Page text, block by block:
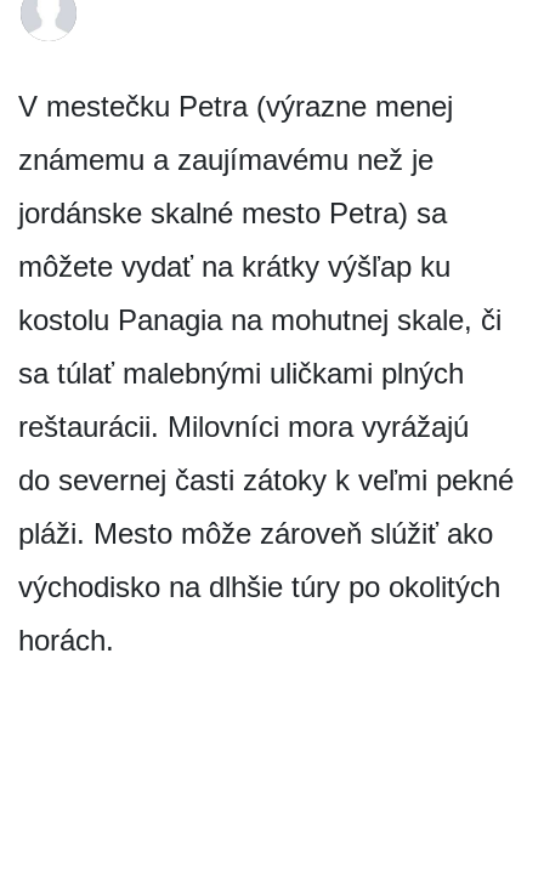
V mestečku Petra (výrazne menej
známemu a zaujímavému než je
jordánske skalné mesto Petra) sa
môžete vydať na krátky výšľap ku
kostolu Panagia na mohutnej skale, či
sa túlať malebnými uličkami plných
reštaurácii. Milovníci mora vyrážajú
do severnej časti zátoky k veľmi pekné
pláži. Mesto môže zároveň slúžiť ako
východisko na dlhšie túry po okolitých
horách.